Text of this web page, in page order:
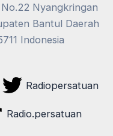
Nyangkringan
Bantul Daerah
Indonesia
Radiopersatuan
Radio.persatuan